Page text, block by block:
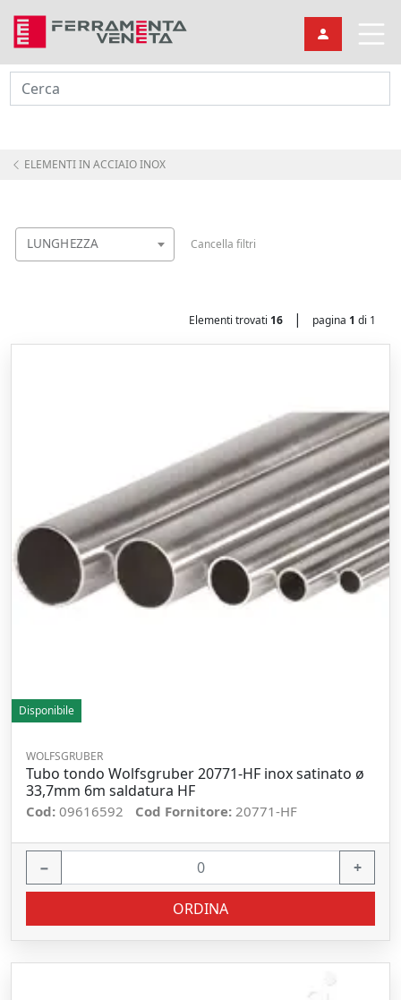
Cerca
ELEMENTI IN ACCIAIO INOX
LUNGHEZZA Cancella filtri
Elementi trovati 16 | pagina 1 di 1
Disponibile
WOLFSGRUBER
Tubo tondo Wolfsgruber 20771-HF inox satinato ø
33,7mm 6m saldatura HF
Cod: 09616592 Cod Fornitore: 20771-HF
− +
ORDINA